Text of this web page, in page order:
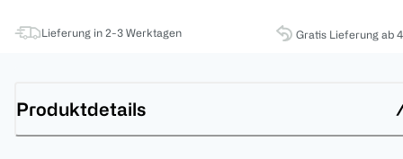
Lieferung in 2-3 Werktagen Gratis Lieferung ab
Produktdetails